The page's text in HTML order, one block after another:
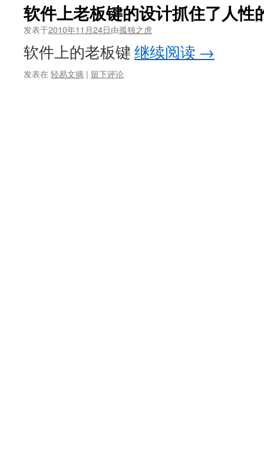
软件上老板键的设计抓住了人性
发表于2010年11月24日由孤独之虎
软件上的老板键 继续阅读 →
发表在 轻易文摘 | 留下评论